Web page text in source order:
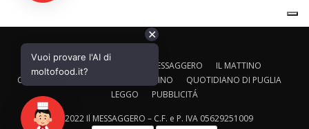
CALTAGIRONE EDITORE IL MESSAGGERO
IL MATTINO
CORRIERE ADRIATICO
IL GAZZETTINO
QUOTIDIANO DI PUGLIA
LEGGO
PUBBLICITÁ
© 2022 Il MESSAGGERO – C.F. e P. IVA 05629251009
✕
Vuoi provare l'AI di
moltofood.it?